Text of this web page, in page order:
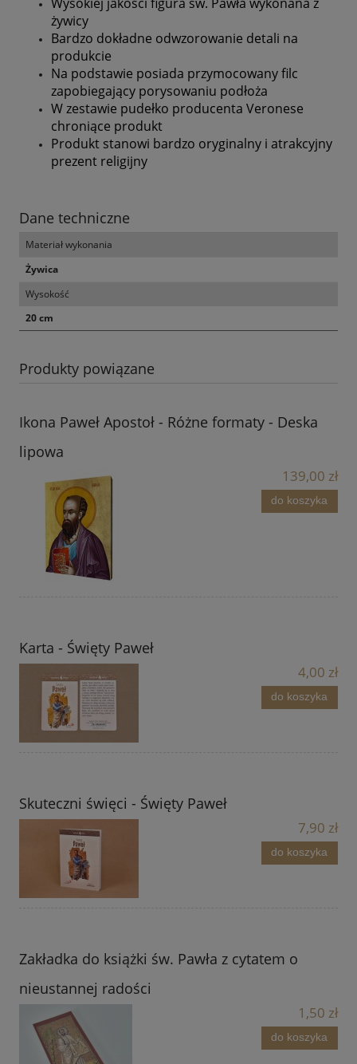
żywicy
Bardzo dokładne odwzorowanie detali na
produkcie
Na podstawie posiada przymocowany filc
zapobiegający porysowaniu podłoża
W zestawie pudełko producenta Veronese
chroniące produkt
Produkt stanowi bardzo oryginalny i atrakcyjny
prezent religijny
Dane techniczne
Materiał wykonania
Żywica
Wysokość
20 cm
Produkty powiązane
Ikona Paweł Apostoł - Różne formaty - Deska
lipowa
139,00 zł
do koszyka
Karta - Święty Paweł
4,00 zł
do koszyka
Skuteczni święci - Święty Paweł
7,90 zł
do koszyka
Zakładka do książki św. Pawła z cytatem o
nieustannej radości
1,50 zł
do koszyka